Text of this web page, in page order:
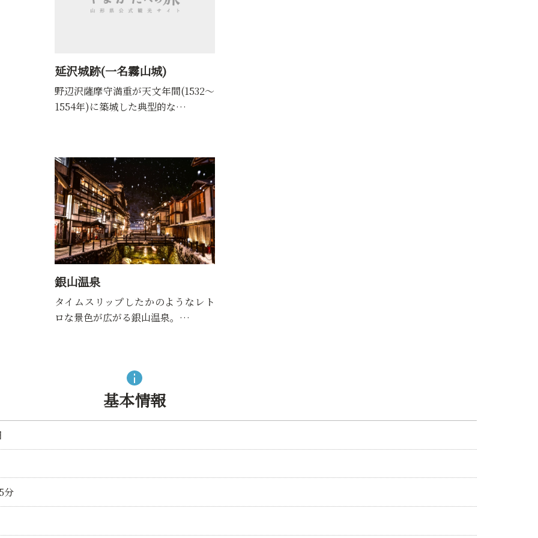
延沢城跡(一名霧山城)
野辺沢薩摩守満重が天文年間(1532～
1554年)に築城した典型的な…
銀山温泉
タイムスリップしたかのようなレト
ロな景色が広がる銀山温泉。…
基本情報
分